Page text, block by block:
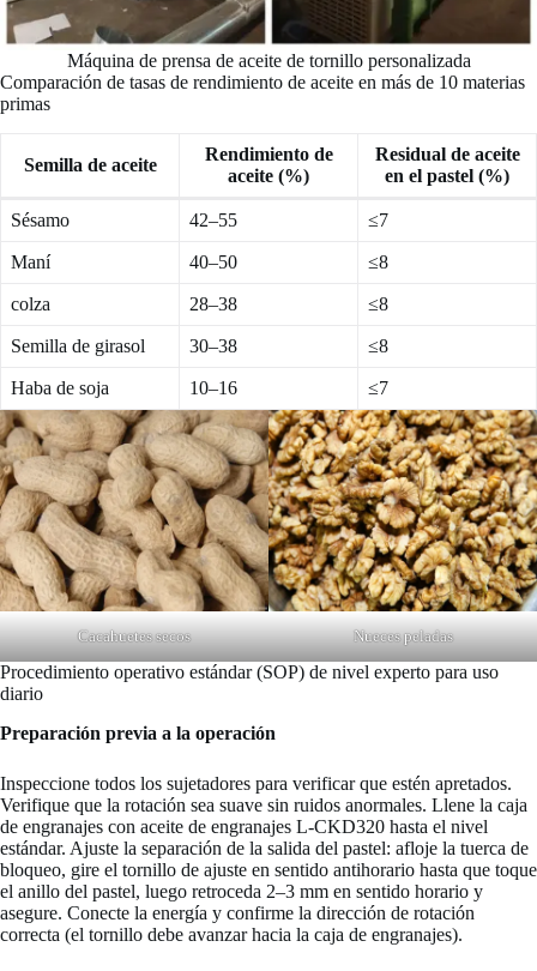
Máquina de prensa de aceite de tornillo personalizada
Comparación de tasas de rendimiento de aceite en más de 10 materias
primas
Semilla de aceite
Rendimiento de
aceite (%)
Residual de aceite
en el pastel (%)
Sésamo 42–55 ≤7
Maní 40–50 ≤8
colza 28–38 ≤8
Semilla de girasol 30–38 ≤8
Haba de soja 10–16 ≤7
Cacahuetes secos Nueces peladas
Procedimiento operativo estándar (SOP) de nivel experto para uso
diario
Preparación previa a la operación
Inspeccione todos los sujetadores para verificar que estén apretados.
Verifique que la rotación sea suave sin ruidos anormales. Llene la caja
de engranajes con aceite de engranajes L-CKD320 hasta el nivel
estándar. Ajuste la separación de la salida del pastel: afloje la tuerca de
bloqueo, gire el tornillo de ajuste en sentido antihorario hasta que toque
el anillo del pastel, luego retroceda 2–3 mm en sentido horario y
asegure. Conecte la energía y confirme la dirección de rotación
correcta (el tornillo debe avanzar hacia la caja de engranajes).